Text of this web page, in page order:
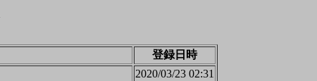
登録日時
2020/03/23 02:31